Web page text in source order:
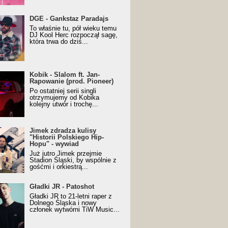
z nagrodą za
Trueschoolowy
Roku (Popkillery 2023)
DGE - Gankstaz Paradajs
To właśnie tu, pół wieku temu
DJ Kool Herc rozpoczął sagę,
która trwa do dziś...
- Slalom ft. Jan-
(prod. Pioneer)
Music Visualiser]
Kobik - Slalom ft. Jan-
Rapowanie (prod. Pioneer)
Po ostatniej serii singli
otrzymujemy od Kobika
kolejny utwór i trochę...
zdradza kulisy "Historii
Hip-Hopu" - wywiad
Jimek zdradza kulisy
"Historii Polskiego Hip-
Hopu" - wywiad
Już jutro Jimek przejmie
Stadion Śląski, by wspólnie z
gośćmi i orkiestrą...
JR - Patoshot
Gładki JR - Patoshot
Gładki JR to 21-letni raper z
Dolnego Śląska i nowy
członek wytwórni TiW Music...